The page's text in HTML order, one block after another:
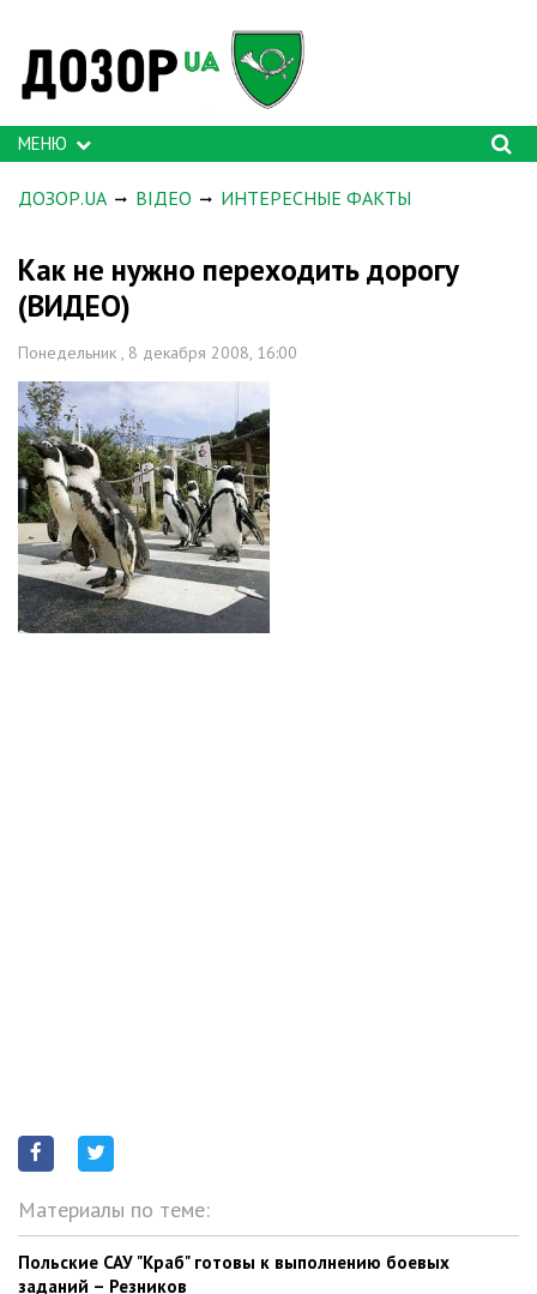
МЕНЮ
ДОЗОР.UA ВІДЕО ИНТЕРЕСНЫЕ ФАКТЫ
Как не нужно переходить дорогу
(ВИДЕО)
Понедельник , 8 декабря 2008, 16:00
Материалы по теме:
Польские САУ "Краб" готовы к выполнению боевых
заданий – Резников